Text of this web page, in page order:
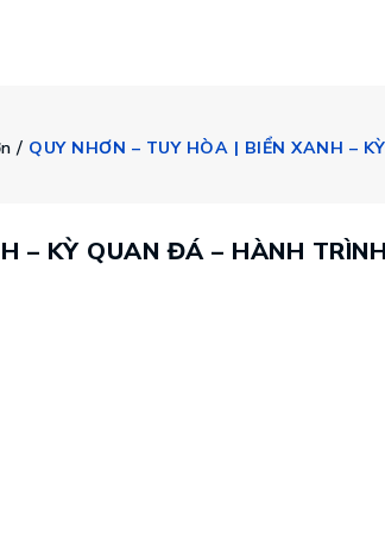
Hành trình Caravan
/
– KỲ QUAN ĐÁ – HÀNH